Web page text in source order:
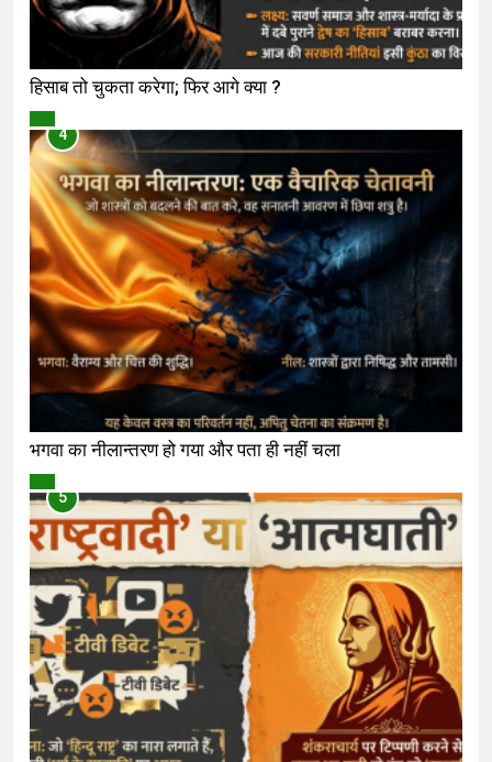
हिसाब तो चुकता करेगा; फिर आगे क्या ?
4
भगवा का नीलान्तरण हो गया और पता ही नहीं चला
5